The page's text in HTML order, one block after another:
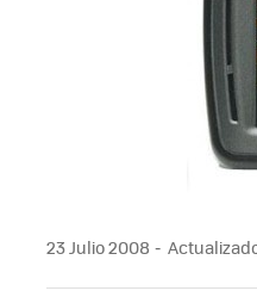
23 Julio 2008